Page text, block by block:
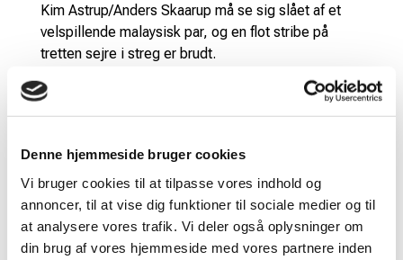
Denne hjemmeside bruger cookies
Vi bruger cookies til at tilpasse vores indhold og
annoncer, til at vise dig funktioner til sociale medier og til
at analysere vores trafik. Vi deler også oplysninger om
din brug af vores hjemmeside med vores partnere inden
Kim Astrup/Anders Skaarup må se sig slået af et
velspillende malaysisk par, og en flot stribe på
tretten sejre i streg er brudt.
Astrup/Skaarup er i gang med en fænomenal
lagde også bedst ud og vandt et flot første sæt. I
andet sæt kom malaysierne tilbage på fornem vis
med flot aggressivt spil. Det tredje og afgørende
sæt fulgte i tråd med andet, og Chia/Soh avancerer
til finalen efter en flot kamp.